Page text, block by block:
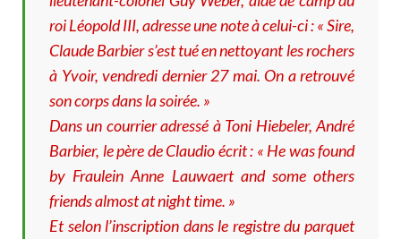
roi Léopold III, adresse une note à celui-ci : « Sire,
Claude Barbier s’est tué en nettoyant les rochers
à Yvoir, vendredi dernier 27 mai. On a retrouvé
son corps dans la soirée. »
Dans un courrier adressé à Toni Hiebeler, André
Barbier, le père de Claudio écrit : « He was found
by Fraulein Anne Lauwaert and some others
friends almost at night time. »
Et selon l’inscription dans le registre du parquet